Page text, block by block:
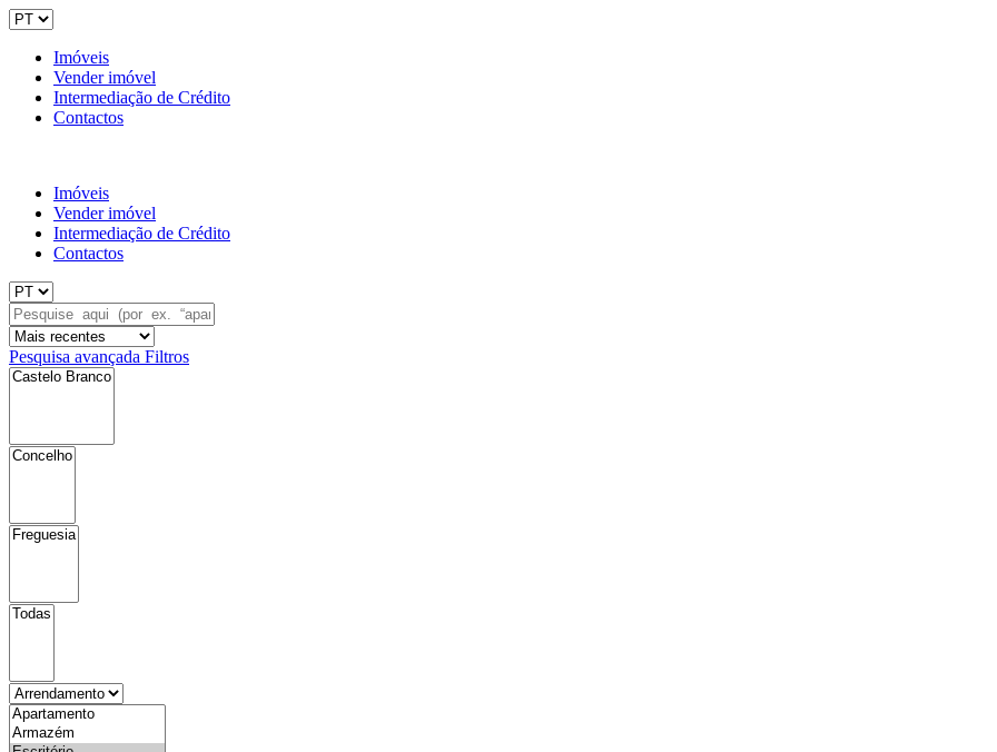
Imóveis
Vender imóvel
Intermediação de Crédito
Contactos
Imóveis
Vender imóvel
Intermediação de Crédito
Contactos
Pesquisa avançada Filtros